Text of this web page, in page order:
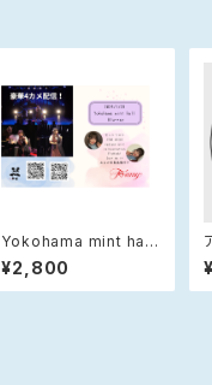
Yokohama mint hall
ライブ Blu-ray DVD
¥2,800